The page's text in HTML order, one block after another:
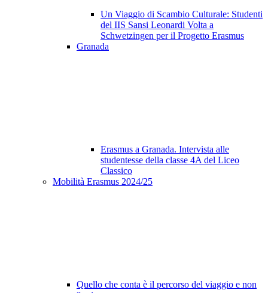
Un Viaggio di Scambio Culturale: Studenti
del IIS Sansi Leonardi Volta a
Schwetzingen per il Progetto Erasmus
Granada
Erasmus a Granada. Intervista alle
studentesse della classe 4A del Liceo
Classico
Mobilità Erasmus 2024/25
Quello che conta è il percorso del viaggio e non